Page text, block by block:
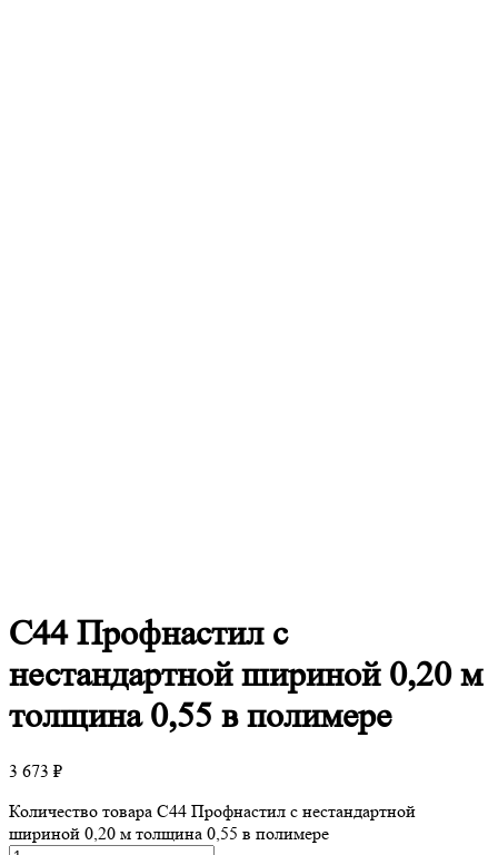
С44Профнастил с
нестандартной шириной 0,20 м
толщина 0,55 в полимере
3 673 ₽
Количество товара С44 Профнастил с нестандартной
шириной 0,20 м толщина 0,55 в полимере